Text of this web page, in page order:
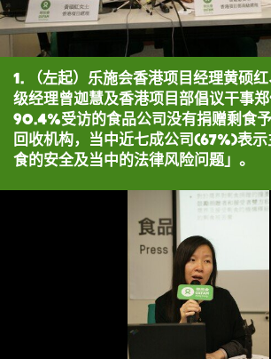
1. （左起）乐施会香港项目经理黄硕
级经理曾迦慧及香港项目部倡议干事郑
90.4%受访的食品公司没有捐赠剩食
回收机构，当中近七成公司(67%)表示
食的安全及当中的法律风险问题」。